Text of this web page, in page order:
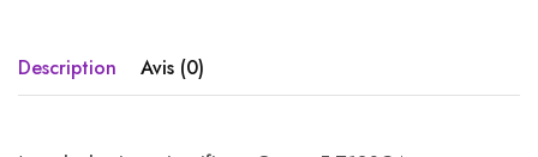
Description Avis (0)